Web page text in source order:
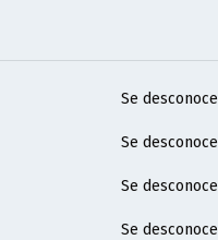
Se desconoce
Se desconoce
Se desconoce
Se desconoce